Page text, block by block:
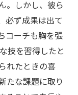
。しかし、彼ら
必ず成果は出て
コーチも胸を張
技を習得したと
れたときの喜
たな課題に取り